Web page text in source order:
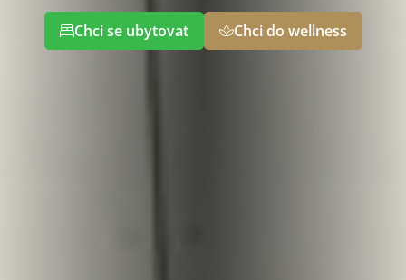
Chci se ubytovat Chci do wellness